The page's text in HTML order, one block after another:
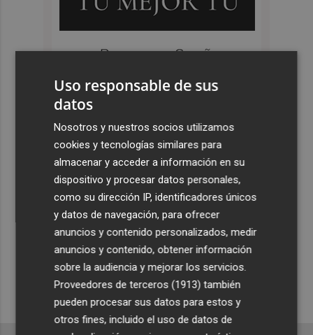
Uso responsable de sus
datos
Nosotros y nuestros socios utilizamos
cookies y tecnologías similares para
almacenar y acceder a información en su
dispositivo y procesar datos personales,
como su dirección IP, identificadores únicos
y datos de navegación, para ofrecer
anuncios y contenido personalizados, medir
anuncios y contenido, obtener información
sobre la audiencia y mejorar los servicios.
Proveedores de terceros (1913) también
pueden procesar sus datos para estos y
otros fines, incluido el uso de datos de